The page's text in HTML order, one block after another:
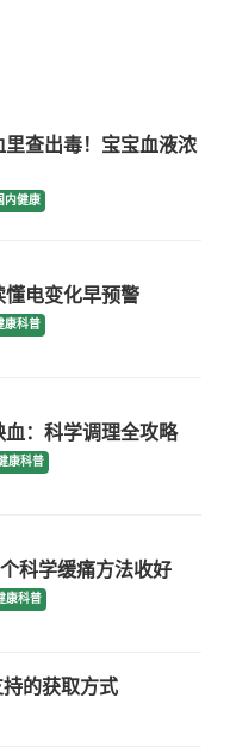
查出毒！宝宝血液浓
内健康
电变化早预警
康科普
：科学调理全攻略
康科普
科学缓痛方法收好
康科普
的获取方式